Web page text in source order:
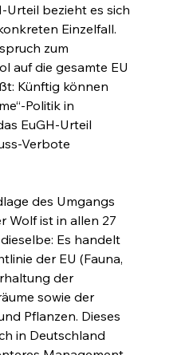
Urteil bezieht es sich
Einzelfall.
zum
auf die gesamte EU
Künftig können
Politik in
EuGH-Urteil
Verbote
des Umgangs
Wolf ist in allen 27
Es handelt
der EU (Fauna,
der
sowie der
Pflanzen. Dieses
in Deutschland